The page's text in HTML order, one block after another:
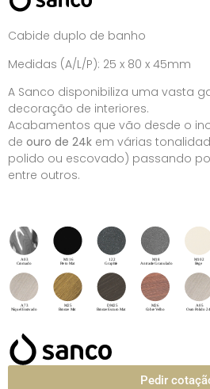
Cabide duplo de banho
Medidas (A/L/P): 25 x 80 x 45mm
A Sanco disponibiliza uma vasta
decoração de interiores.
Acabamentos que vão desde o
de ouro de 24k em várias
polido ou escovado) passando
entre outros.
Pedir